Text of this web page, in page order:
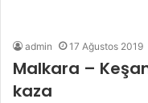
admin 17 Ağustos 2019
Malkara –
kaza